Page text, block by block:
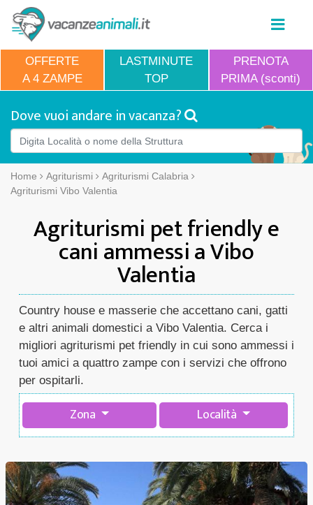
OFFERTE
A 4 ZAMPE
LASTMINUTE
TOP
PRENOTA
PRIMA (sconti)
Dove vuoi andare in vacanza?
Home Agriturismi
Agriturismi Calabria
Agriturismi Vibo Valentia
Agriturismi pet friendly e
cani ammessi a Vibo
Valentia
Country house e masserie che accettano cani, gatti
e altri animali domestici a Vibo Valentia. Cerca i
migliori agriturismi pet friendly in cui sono ammessi i
tuoi amici a quattro zampe con i servizi che offrono
per ospitarli.
Zona Località